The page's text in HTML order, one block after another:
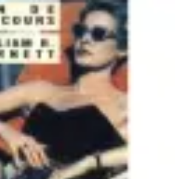
Talents Culture et Impact
Performance et